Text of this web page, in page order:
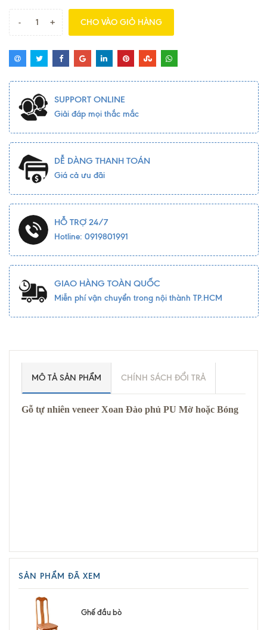
- + CHO VÀO GIỎ HÀNG
SUPPORT ONLINE
Giải đáp mọi thắc mắc
DỄ DÀNG THANH TOÁN
Giá cả ưu đãi
HỖ TRỢ 24/7
Hotline: 0919801991
GIAO HÀNG TOÀN QUỐC
Miễn phí vận chuyển trong nội thành TP.HCM
MÔ TẢ SẢN PHẨM CHÍNH SÁCH ĐỔI TRẢ
Gỗ tự nhiên veneer Xoan Đào phủ PU Mờ hoặc Bóng
SẢN PHẨM ĐÃ XEM
Ghế đầu bò